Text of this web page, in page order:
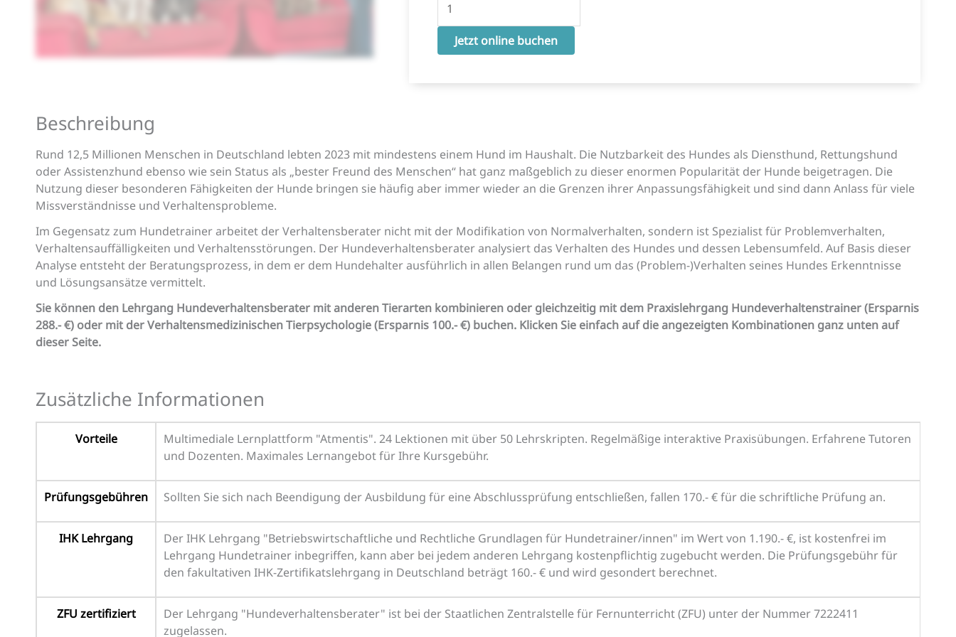
Jetzt online buchen
Beschreibung
Rund 12,5 Millionen Menschen in Deutschland lebten 2023 mit mindestens einem Hund im Haushalt. Die Nutzbarkeit des Hundes als Diensthund, Rettungshund
oder Assistenzhund ebenso wie sein Status als „bester Freund des Menschen“ hat ganz maßgeblich zu dieser enormen Popularität der Hunde beigetragen. Die
Nutzung dieser besonderen Fähigkeiten der Hunde bringen sie häufig aber immer wieder an die Grenzen ihrer Anpassungsfähigkeit und sind dann Anlass für viele
Missverständnisse und Verhaltensprobleme.
Im Gegensatz zum Hundetrainer arbeitet der Verhaltensberater nicht mit der Modifikation von Normalverhalten, sondern ist Spezialist für Problemverhalten,
Verhaltensauffälligkeiten und Verhaltensstörungen. Der Hundeverhaltensberater analysiert das Verhalten des Hundes und dessen Lebensumfeld. Auf Basis dieser
Analyse entsteht der Beratungsprozess, in dem er dem Hundehalter ausführlich in allen Belangen rund um das (Problem-)Verhalten seines Hundes Erkenntnisse
und Lösungsansätze vermittelt.
Sie können den Lehrgang Hundeverhaltensberater mit anderen Tierarten kombinieren oder gleichzeitig mit dem Praxislehrgang Hundeverhaltenstrainer (Ersparnis
288.- €) oder mit der Verhaltensmedizinischen Tierpsychologie (Ersparnis 100.- €) buchen. Klicken Sie einfach auf die angezeigten Kombinationen ganz unten auf
dieser Seite.
Zusätzliche Informationen
Vorteile
Multimediale Lernplattform "Atmentis". 24 Lektionen mit über 50 Lehrskripten. Regelmäßige interaktive Praxisübungen. Erfahrene Tutoren
und Dozenten. Maximales Lernangebot für Ihre Kursgebühr.
Prüfungsgebühren Sollten Sie sich nach Beendigung der Ausbildung für eine Abschlussprüfung entschließen, fallen 170.- € für die schriftliche Prüfung an.
IHK Lehrgang
Der IHK Lehrgang "Betriebswirtschaftliche und Rechtliche Grundlagen für Hundetrainer/innen" im Wert von 1.190.- €, ist kostenfrei im
Lehrgang Hundetrainer inbegriffen, kann aber bei jedem anderen Lehrgang kostenpflichtig zugebucht werden. Die Prüfungsgebühr für
den fakultativen IHK-Zertifikatslehrgang in Deutschland beträgt 160.- € und wird gesondert berechnet.
ZFU zertifiziert
Der Lehrgang "Hundeverhaltensberater" ist bei der Staatlichen Zentralstelle für Fernunterricht (ZFU) unter der Nummer 7222411
zugelassen.